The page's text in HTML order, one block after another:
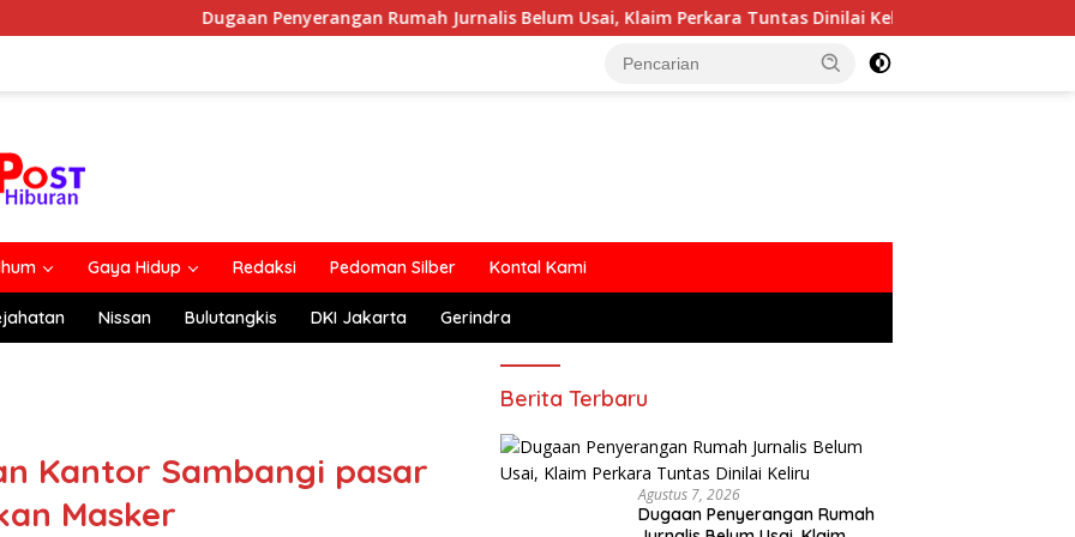
Dugaan Penyerangan Rumah Jurnalis Belum Usai, Klaim Perkara Tuntas Dinilai Keliru Polemik MBG Dengan
Gaya Hidup Redaksi Pedoman Silber Kontal Kami
Nissan Bulutangkis DKI Jakarta Gerindra
Kantor Sambangi pasar
Masker
Berita Terbaru
Agustus 7, 2026
Dugaan Penyerangan Rumah